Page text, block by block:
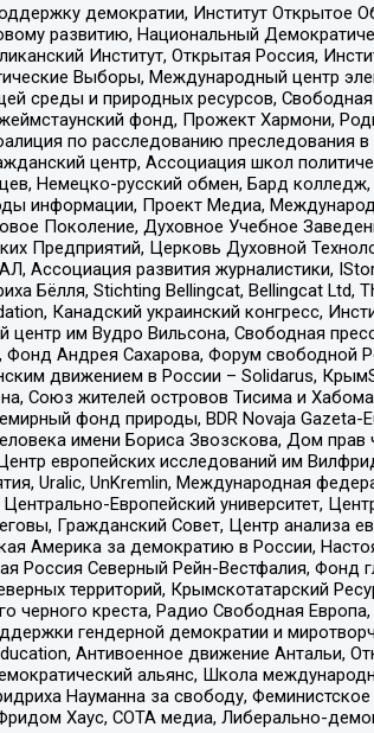
демократии, Институт
развитию, Национальный
Институт, Открытая Россия,
Выборы, Международный центр
среды и природных ресурсов, Свободная
фонд, Прожект Хармони,
по расследованию преследования
центр, Ассоциация школ
Немецко-русский обмен, Бард
информации, Проект Медиа,
Поколение, Духовное Учебное
Предприятий, Церковь Духовной
развития журналистики,
Бёлля, Stichting Bellingcat, Bellingcat Ltd,
Канадский украинский конгресс,
им Вудро Вильсона, Свободная
Андрея Сахарова, Форум свободной
движением в России – Solidarus,
Союз жителей островов Тисима и
фонд природы, BDR Novaja
имени Бориса Звозскова, Дом
европейских исследований им
Uralic, UnKremlin, Международная
Центрально-Европейский университет,
Гражданский Совет, Центр анализа
Америка за демократию в России,
Россия Северный Рейн-Вестфалия, Фонд
территорий, Крымскотатарский
черного креста, Радио Свободная
гендерной демократии и
Антивоенное движение Антальи,
альянс, Школа
Науманна за свободу,
Хаус, СОТА медиа, Либерально-